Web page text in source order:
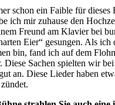
schon ein Faible für
ich mir zuhause den
Freund am Klavier bei
Eier“ gesungen. Als ich
bin, fand ich auf dem
Diese Sachen spielten wir
an. Diese Lieder haben